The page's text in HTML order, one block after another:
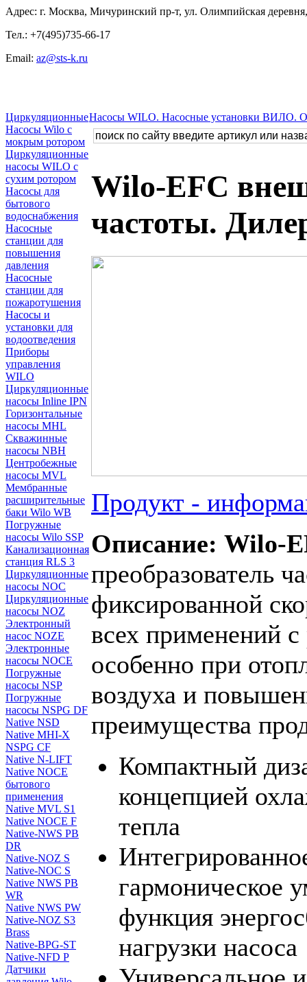
Адрес: г. Москва, Мичуринский пр-т, ул. Олимпийская
Тел.: +7(495)735-66-17
Email: az@sts-k.ru
Циркуляционные
Насосы Wilo с
мокрым ротором
Циркуляционные
насосы WILO с
сухим ротором
Насосы для
бытового
водоснабжения
Насосные
станции для
повышения
давления
Насосные
станции для
пожаротушения
Насосы и
установки для
водоотведения
Приборы
управления
WILO
Циркуляционные
насосы Inline IPN
Горизонтальные
насосы MHL
Скважинные
насосы NBH
Центробежные
насосы MVL
Мембранные
расширительные
баки Wilo WB
Погружные
насосы Wilo SSP
Канализационная
станция RLS 3
Циркуляционные
насосы NOC
Циркуляционные
насосы NOZ
Электронный
насос NOZE
Электронные
насосы NOCE
Погружные
насосы NSP
Погружные
насосы NSPG DF
Native NSD
Native MHI-X
NSPG CF
Native N-LIFT
Native NOCE
бытового
применения
Native MVL S1
Native NOCE F
Native-NWS PB
DR
Native-NOZ S
Native-NOC S
Native NWS PB
WR
Native NWS PW
Native-NOZ S3
Brass
Native-BPG-ST
Native-NFD P
Датчики
Насосы WILO. Насосные установки ВИЛО.
Wilo-EFC
частоты.
Продукт -
Описание: Wilo-
преобразователь
фиксированной
всех применений
особенно при
воздуха и
преимущества
Компактный
концепцией
тепла
гармоническое
функция
нагрузки насоса